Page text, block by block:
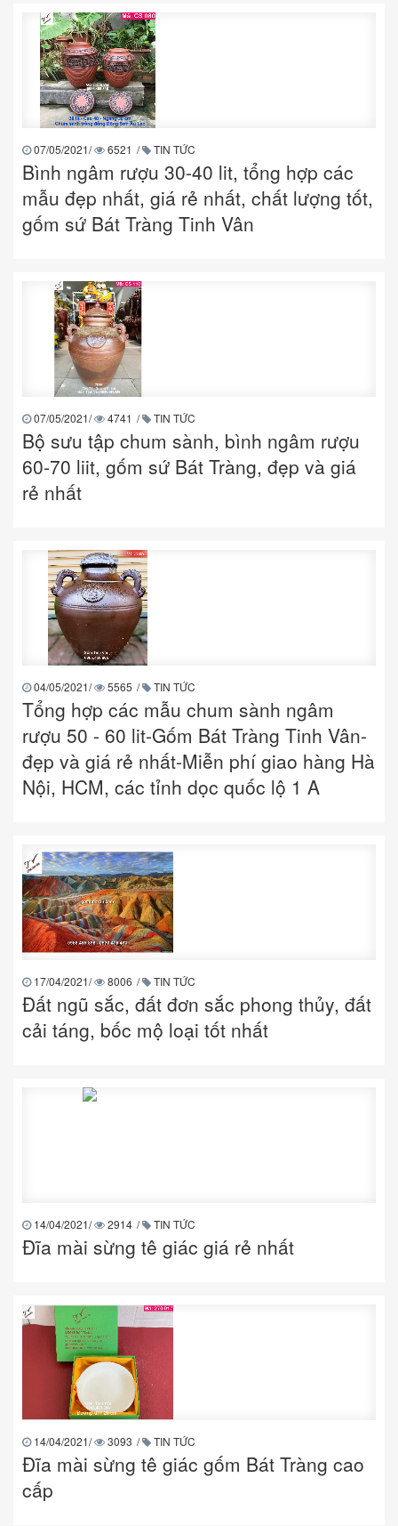
07/05/2021/ 6521 / TIN TỨC
Bình ngâm rượu 30-40 lit, tổng hợp các
mẫu đẹp nhất, giá rẻ nhất, chất lượng tốt,
gốm sứ Bát Tràng Tinh Vân
07/05/2021/ 4741 / TIN TỨC
Bộ sưu tập chum sành, bình ngâm rượu
60-70 liit, gốm sứ Bát Tràng, đẹp và giá
rẻ nhất
04/05/2021/ 5565 / TIN TỨC
Tổng hợp các mẫu chum sành ngâm
rượu 50 - 60 lit-Gốm Bát Tràng Tinh Vân-
đẹp và giá rẻ nhất-Miễn phí giao hàng Hà
Nội, HCM, các tỉnh dọc quốc lộ 1 A
17/04/2021/ 8006 / TIN TỨC
Đất ngũ sắc, đất đơn sắc phong thủy, đất
cải táng, bốc mộ loại tốt nhất
14/04/2021/ 2914 / TIN TỨC
Đĩa mài sừng tê giác giá rẻ nhất
14/04/2021/ 3093 / TIN TỨC
Đĩa mài sừng tê giác gốm Bát Tràng cao
cấp